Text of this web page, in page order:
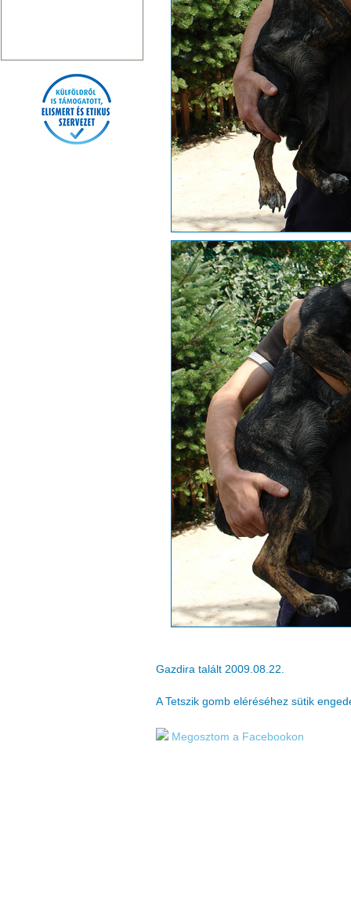
Gazdira talált 2009.08.22.
A Tetszik gomb eléréséhez sütik
Megosztom a Facebookon